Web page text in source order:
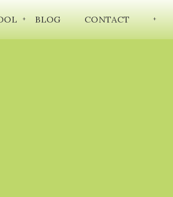
BLOG CONTACT